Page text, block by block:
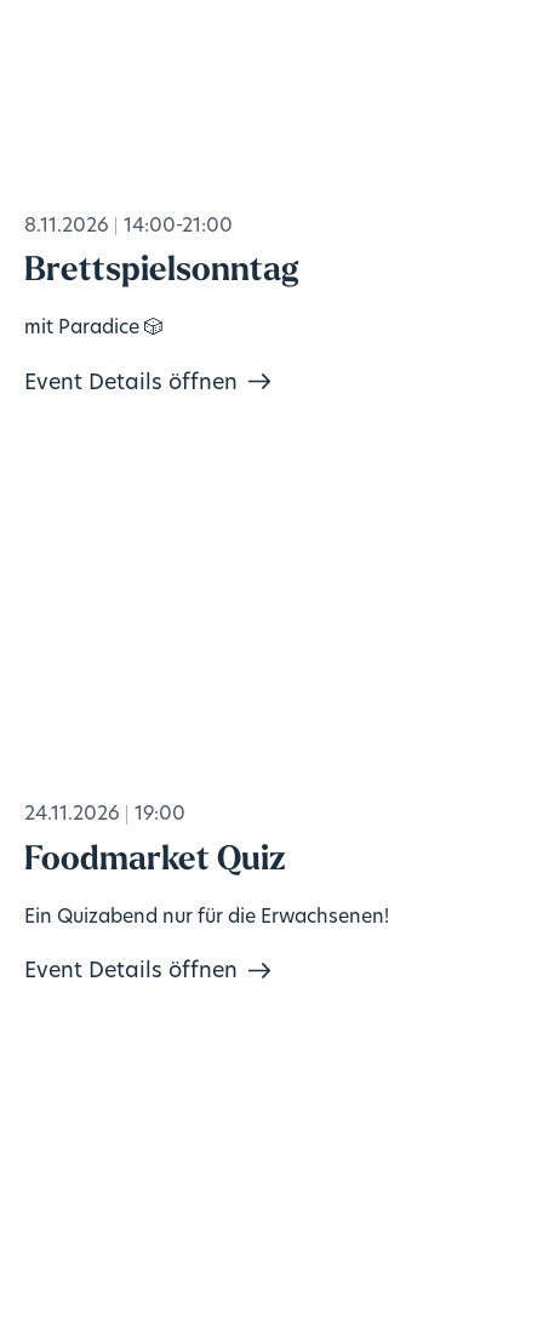
8.11.2026 14:00-21:00
Brettspielsonntag
mit Paradice 🎲
Event Details öffnen
24.11.2026 19:00
Foodmarket Quiz
Ein Quizabend nur für die Erwachsenen!
Event Details öffnen